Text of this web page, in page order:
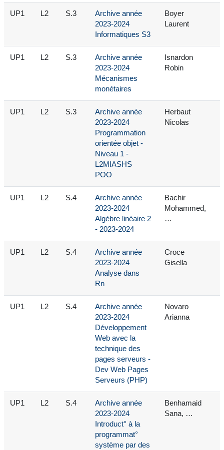
UP1 L2 S.3
Archive année
2023-2024
Informatiques S3
Boyer
Laurent
UP1 L2 S.3
Archive année
2023-2024
Mécanismes
monétaires
Isnardon
Robin
UP1 L2 S.3
Archive année
2023-2024
Programmation
orientée objet -
Niveau 1 -
L2MIASHS
POO
Herbaut
Nicolas
UP1 L2 S.4
Archive année
2023-2024
Algèbre linéaire 2
- 2023-2024
Bachir
Mohammed,
…
UP1 L2 S.4
Archive année
2023-2024
Analyse dans
Rn
Croce
Gisella
UP1 L2 S.4
Archive année
2023-2024
Développement
Web avec la
technique des
pages serveurs -
Dev Web Pages
Serveurs (PHP)
Novaro
Arianna
UP1 L2 S.4
Archive année
2023-2024
Introduct° à la
programmat°
système par des
Benhamaid
Sana, …